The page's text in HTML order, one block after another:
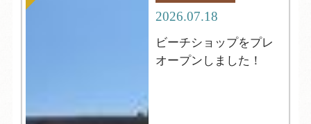
2026.07.18
ビーチショップをプレ
オープンしました！